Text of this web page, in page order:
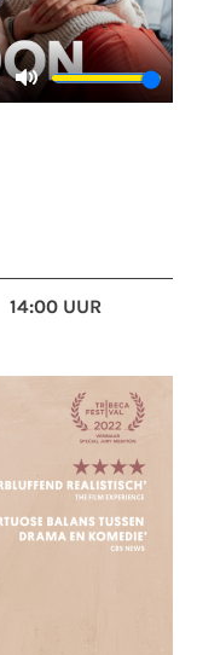
Mute
14:00 UUR